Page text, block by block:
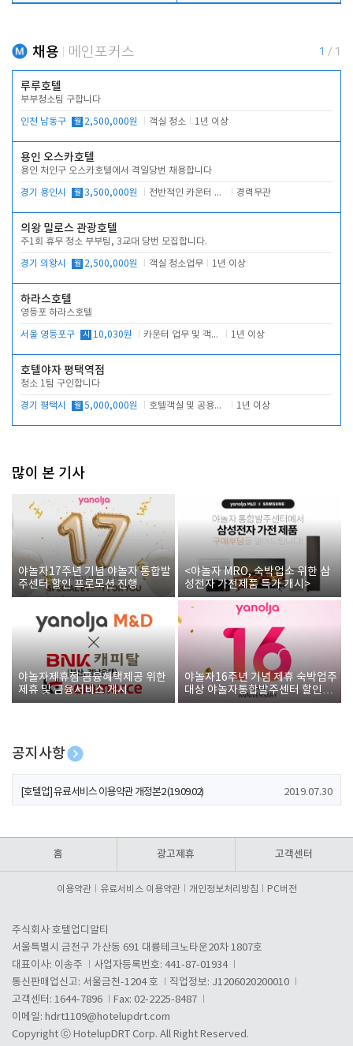
채용 메인포커스 1 / 1
루루호텔
부부청소팀 구합니다
인천 남동구 월 2,500,000원 객실 청소 1년 이상
용인 오스카호텔
용인 처인구 오스카호텔에서 격일당번 채용합니다
경기 용인시 월 3,500,000원 전반적인 카운터 업무 경력무관
의왕 밀로스 관광호텔
주1회 휴무 청소 부부팀, 3교대 당번 모집합니다.
경기 의왕시 월 2,500,000원 객실 청소업무 1년 이상
하라스호텔
영등포 하라스호텔
서울 영등포구 시 10,030원 카운터 업무 및 객실관리(청소상태 확인, 객실판매) 1년 이상
호텔야자 평택역점
청소 1팀 구인합니다
경기 평택시 월 5,000,000원 호텔객실 및 공용시설 청소 관리 1년 이상
많이 본 기사
야놀자17주년 기념 야놀자 통합발
주센터 할인 프로모션 진행
<야놀자 MRO, 숙박업소 위한 삼
성전자 가전제품 특가 개시>
야놀자제휴점 금융혜택제공 위한
제휴 및 금융서비스 게시
야놀자16주년 기념 제휴 숙박업주
대상 야놀자통합발주센터 할인쿠
폰 증정
공지사항
[호텔업] 개인정보 처리방침 개정본1 (19.09.02)
[호텔업] 유료서비스 이용약관 개정본2 (19.09.02) 2019.07.30
홈 광고제휴 고객센터
이용약관 유료서비스 이용약관 개인정보처리방침 PC버전
주식회사 호텔업디알티
서울특별시 금천구 가산동 691 대륭테크노타운20차 1807호
대표이사: 이송주
사업자등록번호: 441-87-01934
통신판매업신고: 서울금천-1204 호
직업정보: J1206020200010
고객센터: 1644-7896
Fax: 02-2225-8487
이메일: hdrt1109@hotelupdrt.com
Copyright ⓒ HotelupDRT Corp. All Right Reserved.